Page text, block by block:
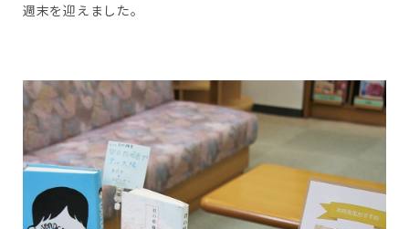
週末を迎えました。